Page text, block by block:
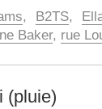
, B2TS,
Baker, rue
(pluie)